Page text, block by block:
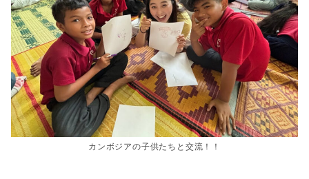
カンボジアの子供たちと交流！！